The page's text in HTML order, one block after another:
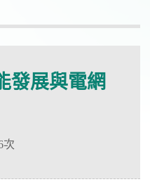
發展與電網
次